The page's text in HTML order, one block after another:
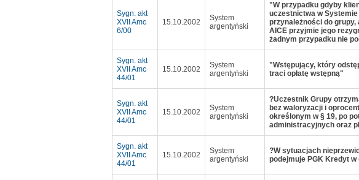
Sygn. akt
XVII Amc
6/00
15.10.2002
System
argentyński
"W przypadku gdyby
uczestnictwa w
przynależności do grupy,
AICE przyjmie jego
żadnym przypadku nie
Sygn. akt
XVII Amc
44/01
15.10.2002
System
argentyński
"Wstępujący, który
traci opłatę wstępną"
Sygn. akt
XVII Amc
44/01
15.10.2002
System
argentyński
?Uczestnik Grupy
bez waloryzacji i
określonym w § 19, po
administracyjnych oraz
Sygn. akt
XVII Amc
44/01
15.10.2002
System
argentyński
?W sytuacjach
podejmuje PGK Kredyt w